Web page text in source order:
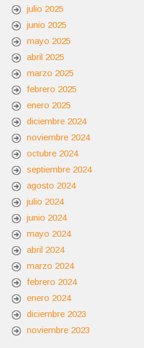
julio 2025
junio 2025
mayo 2025
abril 2025
marzo 2025
febrero 2025
enero 2025
diciembre 2024
noviembre 2024
octubre 2024
septiembre 2024
agosto 2024
julio 2024
junio 2024
mayo 2024
abril 2024
marzo 2024
febrero 2024
enero 2024
diciembre 2023
noviembre 2023